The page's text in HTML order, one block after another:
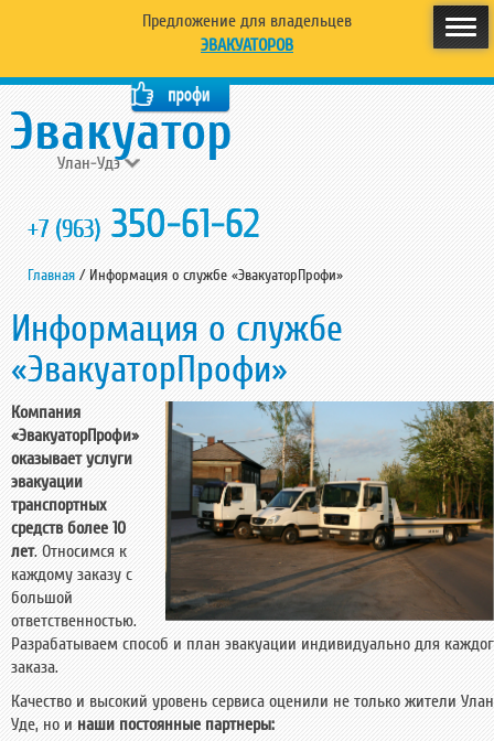
Предложение для владельцев
ЭВАКУАТОРОВ
Улан-Удэ
+7 (963) 350-61-62
Главная / Информация о службе «ЭвакуаторПрофи»
Информация о службе
«ЭвакуаторПрофи»
Компания
«ЭвакуаторПрофи»
оказывает услуги
эвакуации
транспортных
средств более 10
лет. Относимся к
каждому заказу с
большой
ответственностью.
Разрабатываем способ и план эвакуации индивидуально для
заказа.
Качество и высокий уровень сервиса оценили не только жители
Уде, но и наши постоянные партнеры: